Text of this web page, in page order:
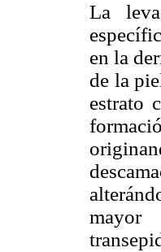
La
en la
de la
estrato
mayor